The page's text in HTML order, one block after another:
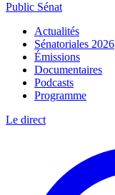
Public Sénat
Actualités
Sénatoriales 2026
Émissions
Documentaires
Podcasts
Programme
Le direct